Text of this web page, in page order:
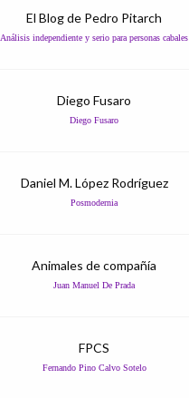
El Blog de Pedro Pitarch
Análisis independiente y serio para personas cabales
Diego Fusaro
Diego Fusaro
Daniel M. López Rodríguez
Posmodernia
Animales de compañía
Juan Manuel De Prada
FPCS
Fernando Pino Calvo Sotelo